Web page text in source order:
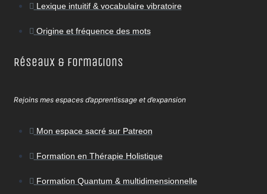
Lexique intuitif & vocabulaire vibratoire
Origine et fréquence des mots
Réseaux & Formations
Rejoins mes espaces d’apprentissage et d’expansion
Mon espace sacré sur Patreon
Formation en Thérapie Holistique
Formation Quantum & multidimensionnelle